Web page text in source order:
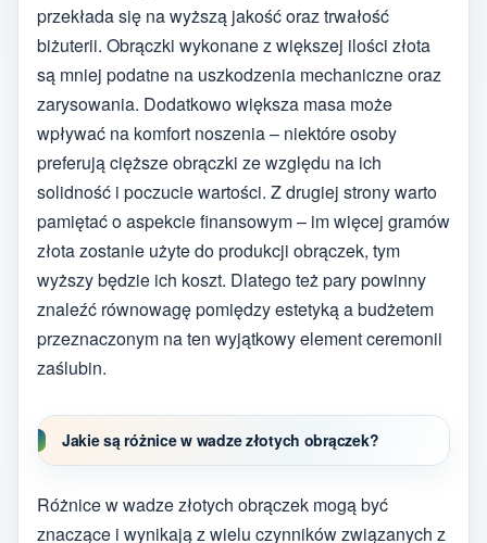
przekłada się na wyższą jakość oraz trwałość
biżuterii. Obrączki wykonane z większej ilości złota
są mniej podatne na uszkodzenia mechaniczne oraz
zarysowania. Dodatkowo większa masa może
wpływać na komfort noszenia – niektóre osoby
preferują cięższe obrączki ze względu na ich
solidność i poczucie wartości. Z drugiej strony warto
pamiętać o aspekcie finansowym – im więcej gramów
złota zostanie użyte do produkcji obrączek, tym
wyższy będzie ich koszt. Dlatego też pary powinny
znaleźć równowagę pomiędzy estetyką a budżetem
przeznaczonym na ten wyjątkowy element ceremonii
zaślubin.
Jakie są różnice w wadze złotych obrączek?
Różnice w wadze złotych obrączek mogą być
znaczące i wynikają z wielu czynników związanych z